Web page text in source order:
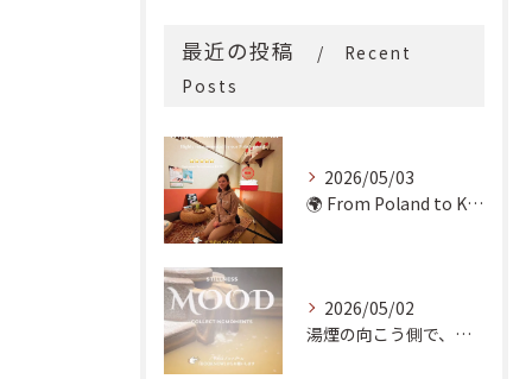
最近の投稿
Recent
Posts
2026/05/03
🌍 From Poland to Kyoto! 🇵🇱✨
2026/05/02
湯煙の向こう側で、魂の輪郭を整える。